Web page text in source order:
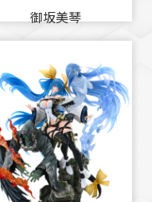
御坂美琴